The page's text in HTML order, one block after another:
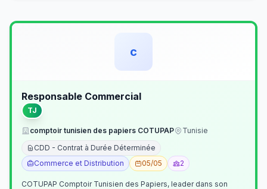
c
Responsable Commercial
TJ
comptoir tunisien des papiers COTUPAP
Tunisie
CDD - Contrat à Durée Déterminée
Commerce et Distribution
05/05 2
COTUPAP Comptoir Tunisien des Papiers, leader dans son